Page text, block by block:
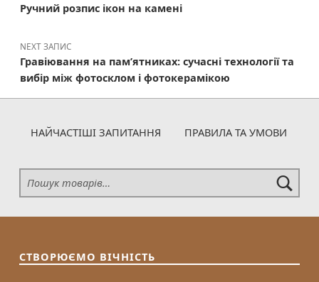
Ручний розпис ікон на камені
NEXT ЗАПИС
Гравіювання на пам’ятниках: сучасні технології та
вибір між фотосклом і фотокерамікою
НАЙЧАСТІШІ ЗАПИТАННЯ ПРАВИЛА ТА УМОВИ
Шукати:
СТВОРЮЄМО ВІЧНІСТЬ